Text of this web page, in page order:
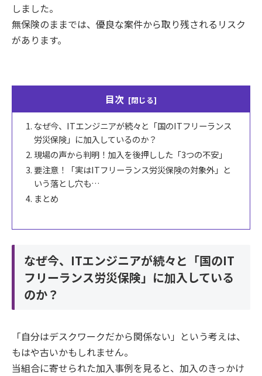
しました。
無保険のままでは、優良な案件から取り残されるリスク
があります。
目次
なぜ今、ITエンジニアが続々と「国のITフリーランス
労災保険」に加入しているのか？
現場の声から判明！加入を後押しした「3つの不安」
要注意！「実はITフリーランス労災保険の対象外」と
いう落とし穴も…
まとめ
なぜ今、ITエンジニアが続々と「国のIT
フリーランス労災保険」に加入している
のか？
「自分はデスクワークだから関係ない」という考えは、
もはや古いかもしれません。
当組合に寄せられた加入事例を見ると、加入のきっかけ